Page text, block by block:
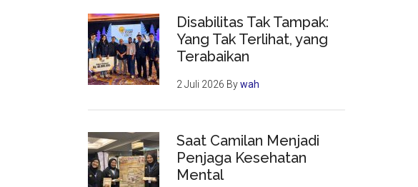
Disabilitas Tak Tampak:
Yang Tak Terlihat, yang
Terabaikan
2 Juli 2026 Bywah
Saat Camilan Menjadi
Penjaga Kesehatan
Mental